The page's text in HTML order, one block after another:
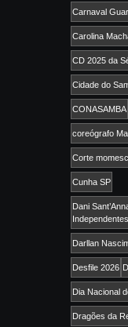
Carnaval
Carolina
CD 2025 da
Cidade do
CONASAMBA
coreógrafo
Corte
Cunha SP
Dani
Darllan
Desfile 2026
Dia Nacional
Dragões da